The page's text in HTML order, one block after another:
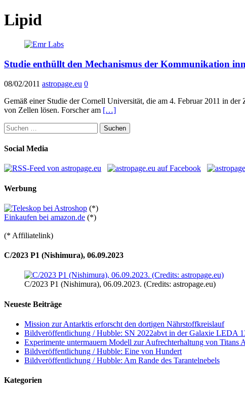
Lipid
Studie enthüllt den Mechanismus der Kommunikation
08/02/2011 astropage.eu 0
Gemäß einer Studie der Cornell Universität, die am 4. Februar 2011 in
von Zellen lösen. Forscher am […]
Suchen
nach:
Social Media
Werbung
(*)
Einkaufen bei amazon.de (*)
(* Affiliatelink)
C/2023 P1 (Nishimura), 06.09.2023
C/2023 P1 (Nishimura), 06.09.2023. (Credits: astropage.eu)
Neueste Beiträge
Mission zur Antarktis erforscht den dortigen Nährstoffkreislauf
Bildveröffentlichung / Hubble: SN 2022abvt in der Galaxie LEDA
Experimente untermauern Modell zur Aufrechterhaltung von Titans
Bildveröffentlichung / Hubble: Eine von Hundert
Bildveröffentlichung / Hubble: Am Rande des Tarantelnebels
Kategorien